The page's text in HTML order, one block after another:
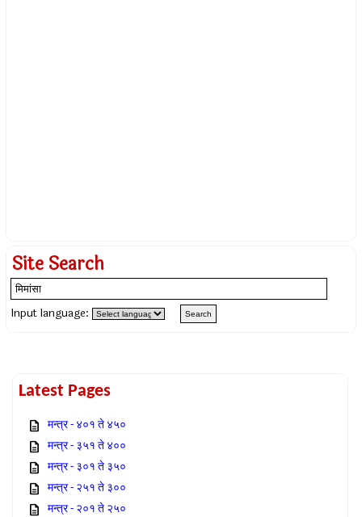
Site Search
Input language:
Latest Pages
मन्त्र - ४०१ ते ४५०
मन्त्र - ३५१ ते ४००
मन्त्र - ३०१ ते ३५०
मन्त्र - २५१ ते ३००
मन्त्र - २०१ ते २५०